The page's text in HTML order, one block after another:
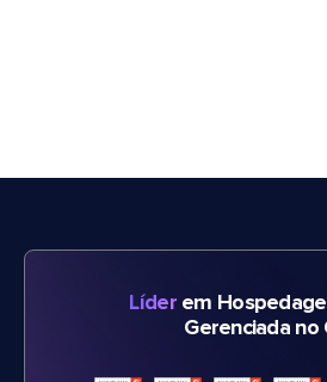
Líderem
Gerenciada no